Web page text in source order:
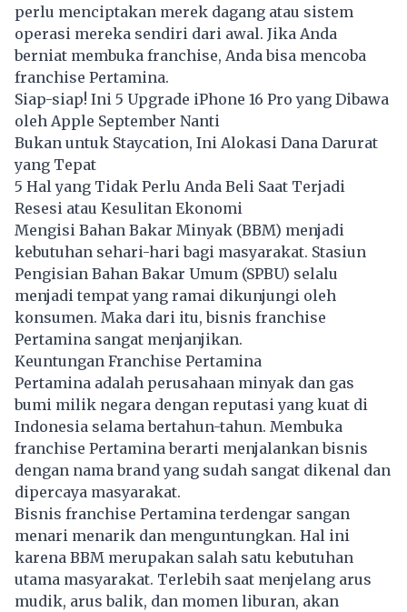
perlu menciptakan merek dagang atau sistem
operasi mereka sendiri dari awal. Jika Anda
berniat membuka franchise, Anda bisa mencoba
franchise Pertamina.
Siap-siap! Ini 5 Upgrade iPhone 16 Pro yang Dibawa
oleh Apple September Nanti
Bukan untuk Staycation, Ini Alokasi Dana Darurat
yang Tepat
5 Hal yang Tidak Perlu Anda Beli Saat Terjadi
Resesi atau Kesulitan Ekonomi
Mengisi Bahan Bakar Minyak (BBM) menjadi
kebutuhan sehari-hari bagi masyarakat. Stasiun
Pengisian Bahan Bakar Umum (SPBU) selalu
menjadi tempat yang ramai dikunjungi oleh
konsumen. Maka dari itu, bisnis franchise
Pertamina sangat menjanjikan.
Keuntungan Franchise Pertamina
Pertamina adalah perusahaan minyak dan gas
bumi milik negara dengan reputasi yang kuat di
Indonesia selama bertahun-tahun. Membuka
franchise Pertamina berarti menjalankan bisnis
dengan nama brand yang sudah sangat dikenal dan
dipercaya masyarakat.
Bisnis franchise Pertamina terdengar sangan
menari menarik dan menguntungkan. Hal ini
karena BBM merupakan salah satu kebutuhan
utama masyarakat. Terlebih saat menjelang arus
mudik, arus balik, dan momen liburan, akan